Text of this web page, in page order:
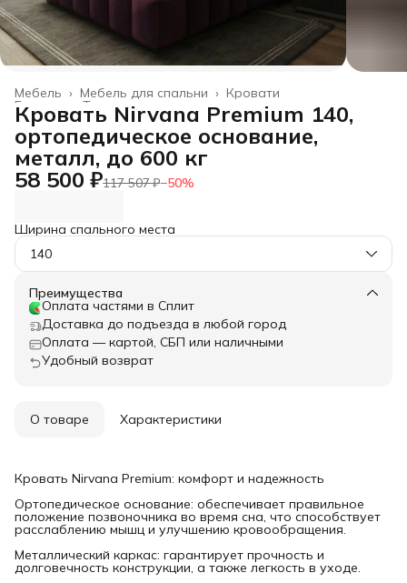
Кровати
Мебель для спальни ›
Мебель ›
Товары для дома
Главная
Кровать Nirvana Premium 140,
ортопедическое основание,
металл, до 600 кг
58 500 ₽117 507 ₽−50%
Ширина спального места
140
Преимущества
Оплата частями в Сплит
Доставка до подъезда в любой город
Оплата — картой, СБП или наличными
Удобный возврат
О товаре Характеристики
Кровать Nirvana Premium: комфорт и надежность
Ортопедическое основание: обеспечивает правильное
положение позвоночника во время сна, что способствует
расслаблению мышц и улучшению кровообращения.
Металлический каркас: гарантирует прочность и
долговечность конструкции, а также легкость в уходе.